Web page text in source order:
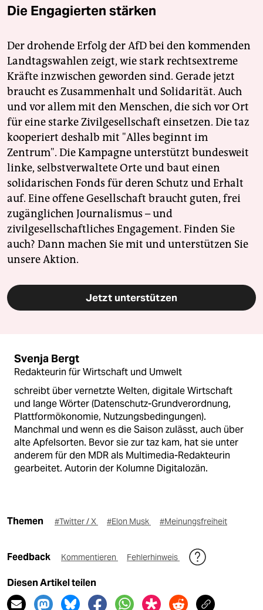
Die Engagierten stärken
Der drohende Erfolg der AfD bei den kommenden
Landtagswahlen zeigt, wie stark rechtsextreme
Kräfte inzwischen geworden sind. Gerade jetzt
braucht es Zusammenhalt und Solidarität. Auch
und vor allem mit den Menschen, die sich vor Ort
für eine starke Zivilgesellschaft einsetzen. Die taz
kooperiert deshalb mit "Alles beginnt im
Zentrum". Die Kampagne unterstützt bundesweit
linke, selbstverwaltete Orte und baut einen
solidarischen Fonds für deren Schutz und Erhalt
auf. Eine offene Gesellschaft braucht guten, frei
zugänglichen Journalismus – und
zivilgesellschaftliches Engagement. Finden Sie
auch? Dann machen Sie mit und unterstützen Sie
unsere Aktion.
Jetzt unterstützen
Svenja Bergt
Redakteurin für Wirtschaft und Umwelt
schreibt über vernetzte Welten, digitale Wirtschaft
und lange Wörter (Datenschutz-Grundverordnung,
Plattformökonomie, Nutzungsbedingungen).
Manchmal und wenn es die Saison zulässt, auch über
alte Apfelsorten. Bevor sie zur taz kam, hat sie unter
anderem für den MDR als Multimedia-Redakteurin
gearbeitet. Autorin der Kolumne Digitalozän.
Themen #Twitter / X #Elon Musk #Meinungsfreiheit
Feedback Kommentieren Fehlerhinweis
Diesen Artikel teilen